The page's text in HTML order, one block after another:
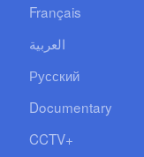
Français
العربية
Русский
Documentary
CCTV+